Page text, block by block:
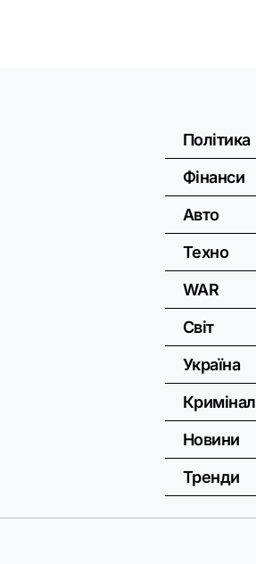
Політика
Фінанси
Авто
Техно
WAR
Світ
Україна
Кримінал
Новини
Тренди